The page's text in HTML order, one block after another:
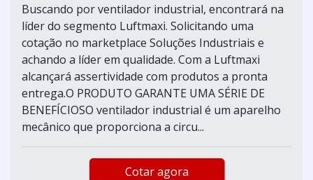
Buscando por ventilador industrial, encontrará na
líder do segmento Luftmaxi. Solicitando uma
cotação no marketplace Soluções Industriais e
achando a líder em qualidade. Com a Luftmaxi
alcançará assertividade com produtos a pronta
entrega.O PRODUTO GARANTE UMA SÉRIE DE
BENEFÍCIOSO ventilador industrial é um aparelho
mecânico que proporciona a circu...
Cotar agora